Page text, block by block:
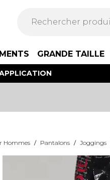
GRANDE TAILLE
Hommes / Pantalons / Joggings